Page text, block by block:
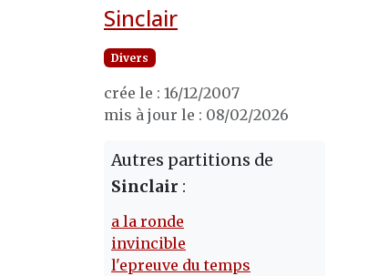
Sinclair
Divers
crée le : 16/12/2007
mis à jour le : 08/02/2026
Autres partitions de
Sinclair :
a la ronde
invincible
l'epreuve du temps